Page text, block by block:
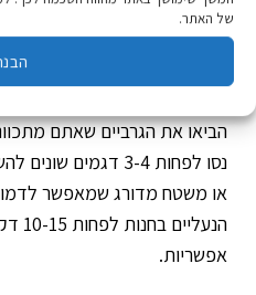
של האתר.
אישי וממוקד.
איך לנסות נעלי טיולים
הביאו את הגרביים שאתם
נסו לפחות 3-4
או משטח מדורג שמאפשר לדמות
אפשריות.